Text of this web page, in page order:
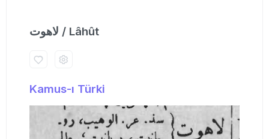
لاهوت / Lâhût
Kamus-ı Türki